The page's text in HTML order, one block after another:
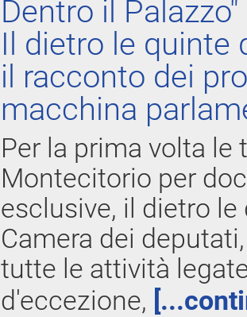
Dentro il Palazzo"
Il dietro le quinte
il racconto dei
macchina
Per la prima volta le
Montecitorio per
esclusive, il dietro
Camera dei
tutte le attività
d'eccezione,